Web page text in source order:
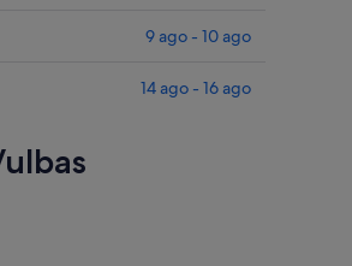
9 ago - 10 ago
14 ago - 16 ago